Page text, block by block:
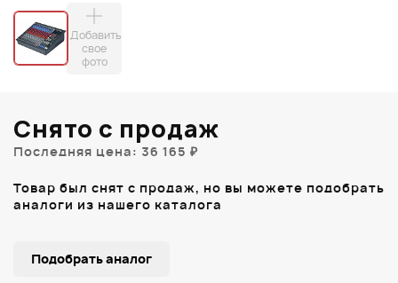
Добавить
свое
фото
Снято с продаж
Последняя цена: 36 165 ₽
Товар был снят с продаж, но вы можете подобрать
аналоги из нашего каталога
Подобрать аналог